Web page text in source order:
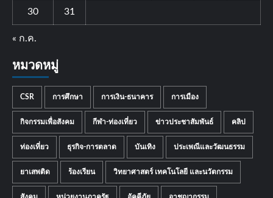
30 31
« ก.ค.
หมวดหมู่
CSR การศึกษา การเงิน-ธนาคาร การเมือง
กิจกรรมเพื่อสังคม กีฬา-ท่องเที่ยว ข่าวประชาสัมพันธ์ คลิป
ท่องเที่ยว ธุรกิจ-การตลาด บันเทิง ประเพณีและวัฒนธรรม
ยาเสพติด ร้องเรียน วิทยาศาสตร์ เทคโนโลยี และนวัตกรรม